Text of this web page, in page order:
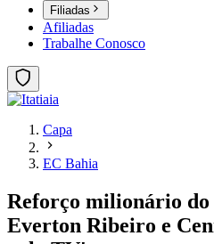
Filiadas
Afiliadas
Trabalhe Conosco
Capa
EC Bahia
Reforço milionário do
Everton Ribeiro e